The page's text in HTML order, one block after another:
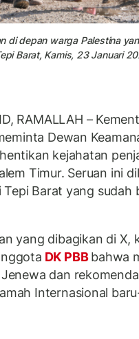
di depan warga Palestina
Barat, Kamis, 23 Januari
RAMALLAH –
Dewan
kejahatan
Timur. Seruan ini
Tepi Barat yang sudah
yang dibagikan di X,
DK PBBbahwa
dan
Internasional